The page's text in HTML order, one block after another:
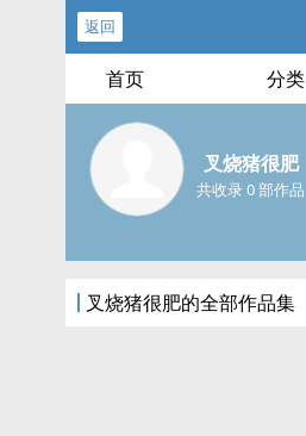
返回
首页 分类
叉烧猪很肥
共收录 0 部作品
叉烧猪很肥的全部作品集